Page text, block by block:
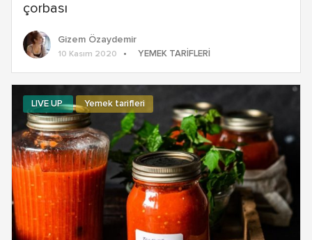
çorbası
Gizem Özaydemir
10 Kasım 2020 YEMEK TARIFLERI
LIVE UP Yemek tarifleri